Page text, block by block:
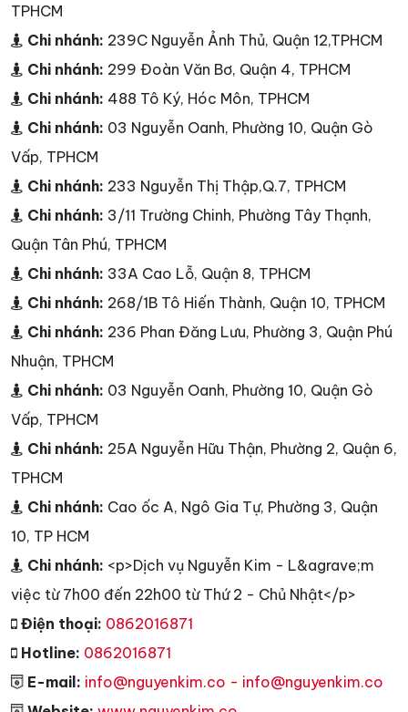
TPHCM
Chi nhánh: 239C Nguyễn Ảnh Thủ, Quận 12,TPHCM
Chi nhánh: 299 Đoàn Văn Bơ, Quận 4, TPHCM
Chi nhánh: 488 Tô Ký, Hóc Môn, TPHCM
Chi nhánh: 03 Nguyễn Oanh, Phường 10, Quận Gò
Vấp, TPHCM
Chi nhánh: 233 Nguyễn Thị Thập,Q.7, TPHCM
Chi nhánh: 3/11 Trường Chinh, Phường Tây Thạnh,
Quận Tân Phú, TPHCM
Chi nhánh: 33A Cao Lỗ, Quận 8, TPHCM
Chi nhánh: 268/1B Tô Hiến Thành, Quận 10, TPHCM
Chi nhánh: 236 Phan Đăng Lưu, Phường 3, Quận Phú
Nhuận, TPHCM
Chi nhánh: 03 Nguyễn Oanh, Phường 10, Quận Gò
Vấp, TPHCM
Chi nhánh: 25A Nguyễn Hữu Thận, Phường 2, Quận 6,
TPHCM
Chi nhánh: Cao ốc A, Ngô Gia Tự, Phường 3, Quận
10, TP HCM
Chi nhánh: <p>Dịch vụ Nguyễn Kim - L&agrave;m
việc từ 7h00 đến 22h00 từ Thứ 2 - Chủ Nhật</p>
Điện thoại: 0862016871
Hotline: 0862016871
E-mail: info@nguyenkim.co - info@nguyenkim.co